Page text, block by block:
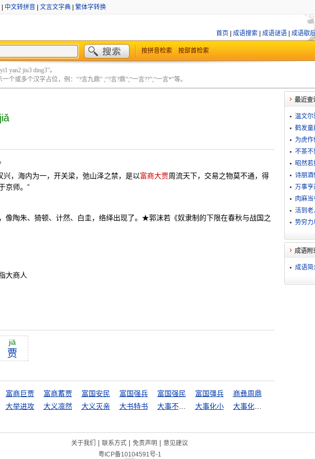
| 中文转拼音| 文言文字典| 繁体字转换
首页 成语搜索| 成语谜语| 成语歇
按拼音检索 按部首检索
yan2 jiu3 ding3”。
个或多个汉字占位，例：“?言九鼎” ;“?言?鼎”;“一言??”;“一言*”等。
兴，海内为一，开关梁，弛山泽之禁，是以富商大贾周流天下，交易之物莫不通，得
京师。”
像陶朱、猗顿、计然、白圭，络绎出现了。★郭沫若《奴隶制的下限在春秋与战国之
大商人
jiă
贾
富商巨贾 富商蓄贾 富国安民 富国强兵 富国强民 富国彊兵
商彝周鼎
大举进攻 大义凛然 大义灭亲 大书特书 大事不糊涂 大事化小
大事化小，小事化无
最近查
温文尔
鹤发童
为虎作
不茶不
昭然若
诗朋酒
万事亨
肉麻当
势穷力
成语附
成语简
关于我们 | 联系方式 | 免责声明 | 意见建议
粤ICP备10104591号-1